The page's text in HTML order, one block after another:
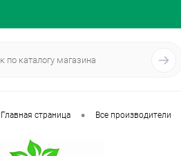
Главная страница • Все производители